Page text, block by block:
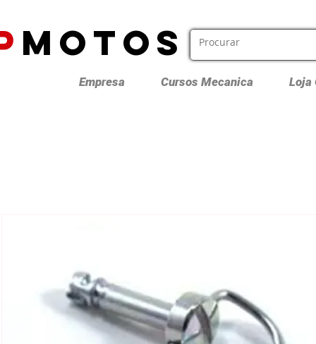
MOTOS
Empresa Cursos Mecanica Loja